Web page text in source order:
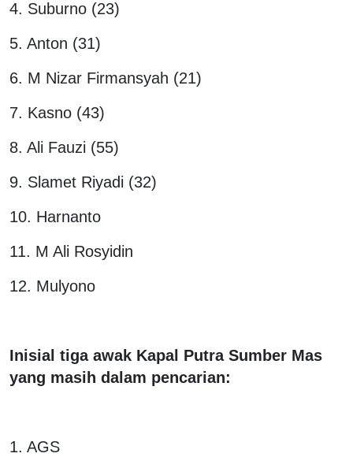
4. Suburno (23)
5. Anton (31)
6. M Nizar Firmansyah (21)
7. Kasno (43)
8. Ali Fauzi (55)
9. Slamet Riyadi (32)
10. Harnanto
11. M Ali Rosyidin
12. Mulyono
Inisial tiga awak Kapal Putra Sumber Mas
yang masih dalam pencarian:
1. AGS